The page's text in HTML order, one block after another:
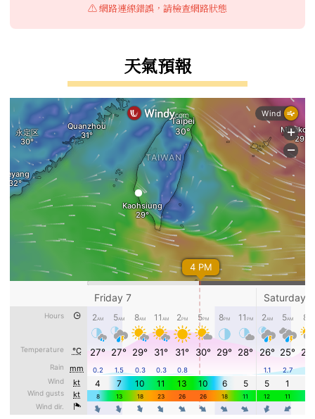
⚠️ 網路連線錯誤，請檢查網路狀態
天氣預報